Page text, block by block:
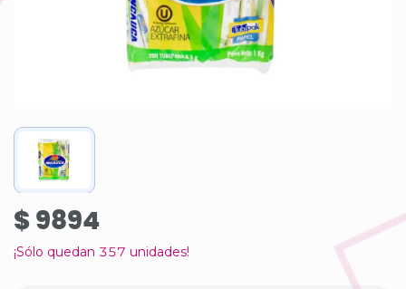
¡Sólo quedan 357 unidades!
$ 9894